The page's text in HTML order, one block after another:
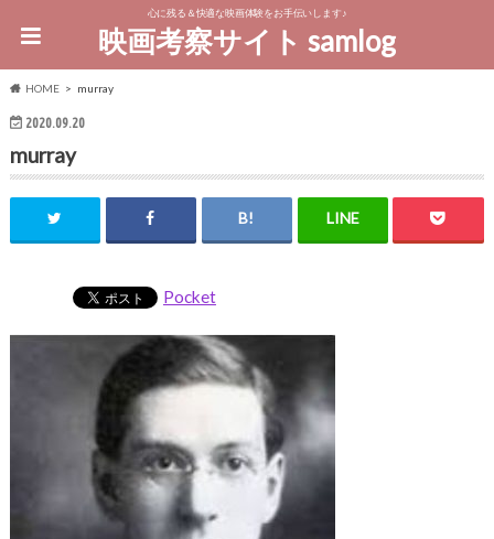
心に残る＆快適な映画体験をお手伝いします♪
映画考察サイト samlog
HOME murray
2020.09.20
murray
Pocket